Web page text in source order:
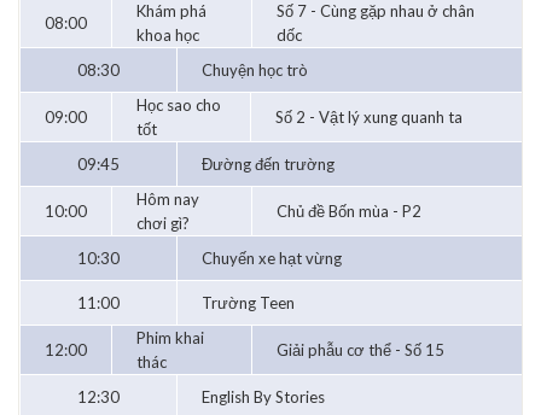
08:00
Khám phá
khoa học
Số 7 - Cùng gặp nhau ở chân
dốc
08:30
Chuyện học trò
09:00
Học sao cho
tốt
Số 2 - Vật lý xung quanh ta
09:45 Đường đến trường
10:00
Hôm nay
chơi gì?
Chủ đề Bốn mùa - P2
10:30 Chuyến xe hạt vừng
11:00 Trường Teen
12:00
Phim khai
thác
Giải phẫu cơ thể - Số 15
12:30 English By Stories